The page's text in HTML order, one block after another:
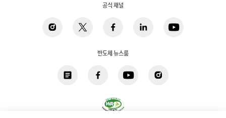
공식 채널
반도체 뉴스룸